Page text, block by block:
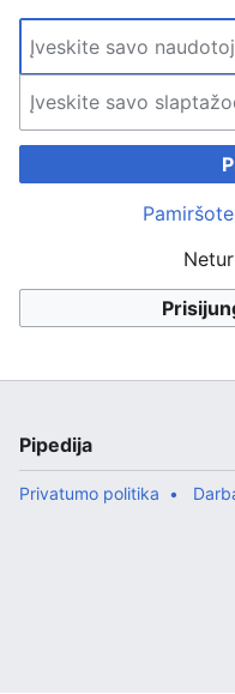
Pipedija
Privatumo politika